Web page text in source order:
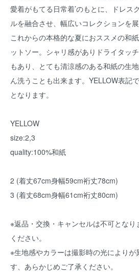
愛着がもてる日常着’のもとに、ドレス
ルを融合させ、幅広いコレクションを展
これからの本格的な夏におススメの和
ットソー。シャリ感がありドライタッ
もあり、とても清涼感のある和紙の生
ん洗うことも出来ます。YELLOW表記
となります。
YELLOW
size:2,3
quality:100%和紙
2 (着丈67cm身幅59cm裄丈78cm)
3 (着丈68cm身幅61cm裄丈80cm)
※返品・交換・キャンセルは不可とな
ください。
※生地感やカラーは撮影時の光によりが
す、あらかじめご了承ください。